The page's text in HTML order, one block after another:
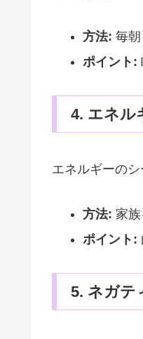
方法: 毎
ポイント:
4. エネル
エネルギーの
方法: 家
ポイント:
5. ネガテ